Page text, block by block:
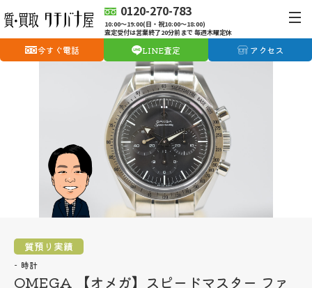
0120-270-783
10:00〜19:00(日・祝10:00〜18:00)
査定受付は営業終了20分前まで 毎週木曜定休
今すぐ電話 LINE査定 アクセス
質預り実績
時計
OMEGA 【オメガ】スピードマスター ファ